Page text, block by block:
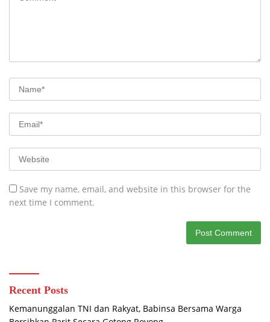
Save my name, email, and website in this browser for the
next time I comment.
Recent Posts
Kemanunggalan TNI dan Rakyat, Babinsa Bersama Warga